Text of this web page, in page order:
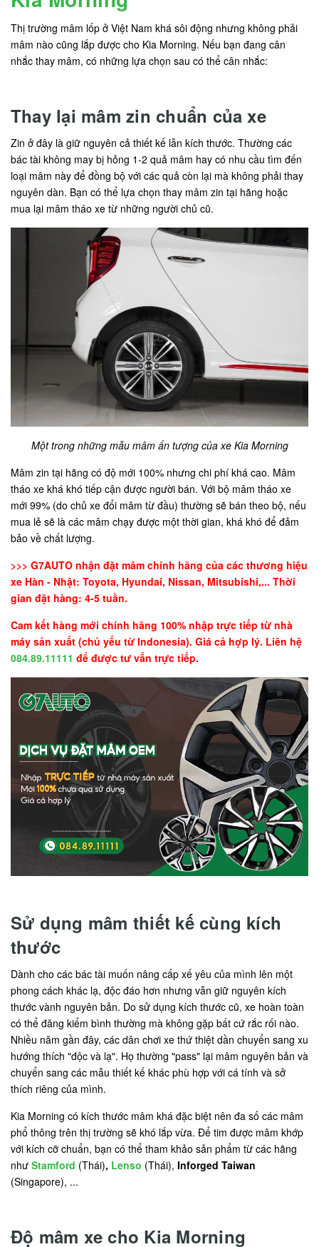
Thị trường mâm lốp ở Việt Nam khá sôi động nhưng không phải
mâm nào cũng lắp được cho Kia Morning. Nếu bạn đang cân
nhắc thay mâm, có những lựa chọn sau có thể cân nhắc:
Thay lại mâm zin chuẩn của xe
Zin ở đây là giữ nguyên cả thiết kế lẫn kích thước. Thường các
bác tài không may bị hỏng 1-2 quả mâm hay có nhu cầu tìm đến
loại mâm này để đồng bộ với các quả còn lại mà không phải thay
nguyên dàn. Bạn có thể lựa chọn thay mâm zin tại hãng hoặc
mua lại mâm tháo xe từ những người chủ cũ.
Một trong những mẫu mâm ấn tượng của xe Kia Morning
Mâm zin tại hãng có độ mới 100% nhưng chi phí khá cao. Mâm
tháo xe khá khó tiếp cận được người bán. Với bộ mâm tháo xe
mới 99% (do chủ xe đổi mâm từ đầu) thường sẽ bán theo bộ, nếu
mua lẻ sẽ là các mâm chạy được một thời gian, khá khó để đảm
bảo về chất lượng.
>>> G7AUTO nhận đặt mâm chính hãng của các thương hiệu
xe Hàn - Nhật: Toyota, Hyundai, Nissan, Mitsubishi,... Thời
gian đặt hàng: 4-5 tuần.
Cam kết hàng mới chính hãng 100% nhập trực tiếp từ nhà
máy sản xuất (chủ yếu từ Indonesia). Giá cả hợp lý. Liên hệ
084.89.11111 để được tư vấn trực tiếp.
Sử dụng mâm thiết kế cùng kích
thước
Dành cho các bác tài muốn nâng cấp xế yêu của mình lên một
phong cách khác lạ, độc đáo hơn nhưng vẫn giữ nguyên kích
thước vành nguyên bản. Do sử dụng kích thước cũ, xe hoàn toàn
có thể đăng kiểm bình thường mà không gặp bất cứ rắc rối nào.
Nhiều năm gần đây, các dân chơi xe thứ thiệt dần chuyển sang xu
hướng thích "độc và lạ". Họ thường "pass" lại mâm nguyên bản và
chuyển sang các mẫu thiết kế khác phù hợp với cá tính và sở
thích riêng của mình.
Kia Morning có kích thước mâm khá đặc biệt nên đa số các mâm
phổ thông trên thị trường sẽ khó lắp vừa. Để tim được mâm khớp
với kích cỡ chuẩn, bạn có thể tham khảo sản phẩm từ các hãng
như Stamford (Thái), Lenso (Thái), Inforged Taiwan
(Singapore), ...
Độ mâm xe cho Kia Morning